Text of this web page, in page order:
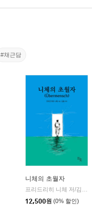
#채근담
| 현대지성
니체의 초월자
12,500원 (0% 할인)